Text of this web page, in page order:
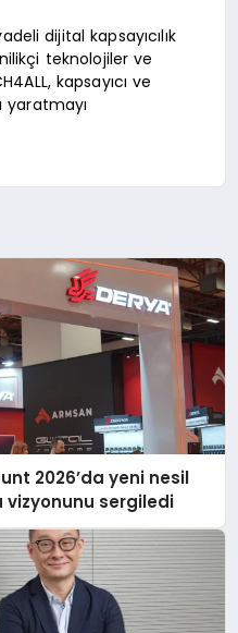
dijital kapsayıcılık
teknolojiler ve
kapsayıcı ve
2026’da yeni nesil
sergiledi